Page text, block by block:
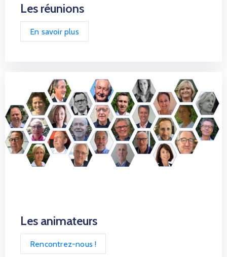
Les réunions
En savoir plus
Les animateurs
Rencontrez-nous !